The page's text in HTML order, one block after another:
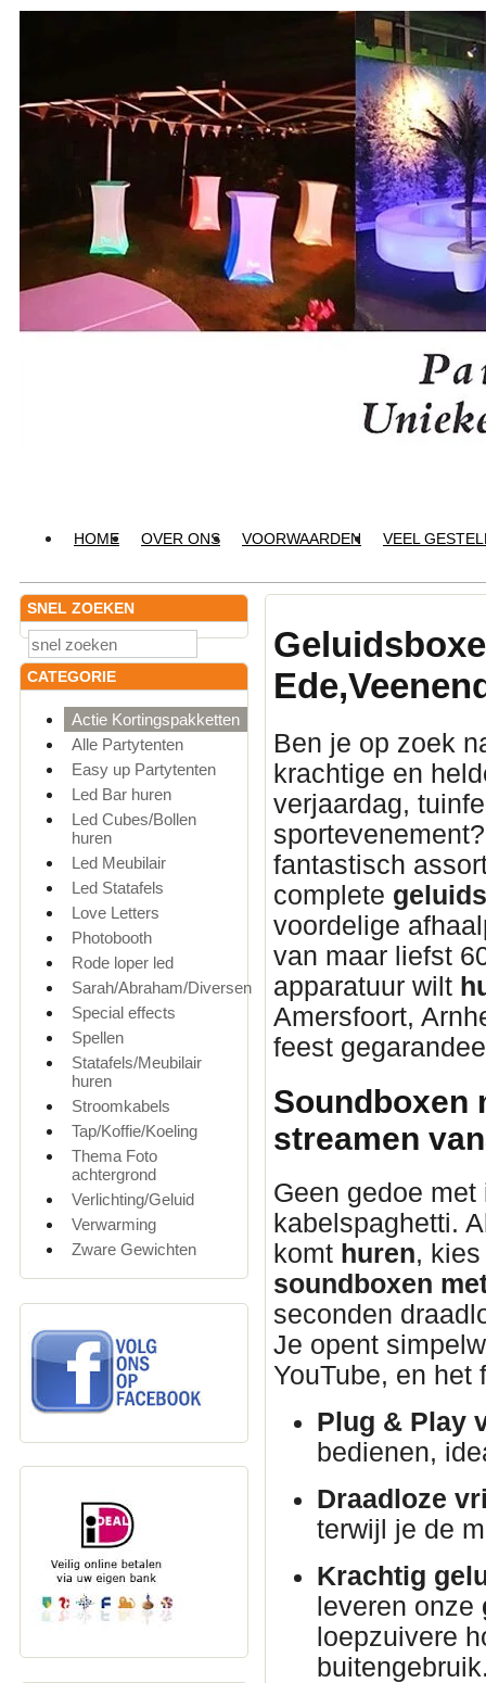
HOME OVER ONS VOORWAARDEN VEEL
SNEL ZOEKEN
CATEGORIE
Actie Kortingspakketten
Alle Partytenten
Easy up Partytenten
Led Bar huren
Led Cubes/Bollen
huren
Led Meubilair
Led Statafels
Love Letters
Photobooth
Rode loper led
Sarah/Abraham/Diversen
Special effects
Spellen
Statafels/Meubilair
huren
Stroomkabels
Tap/Koffie/Koeling
Thema Foto
achtergrond
Verlichting/Geluid
Verwarming
Zware Gewichten
Ben je op zoek
krachtige en
verjaardag,
fantastisch
complete
voordelige
van maar liefst
apparatuur wilt
Amersfoort,
feest
Soundboxen
streamen
Geen gedoe
kabelspaghetti.
komt huren,
soundboxen
seconden
Je opent
YouTube, en het
Plug & Play
bedienen,
Draadloze
terwijl je de
Krachtig
leveren onze
loepzuivere